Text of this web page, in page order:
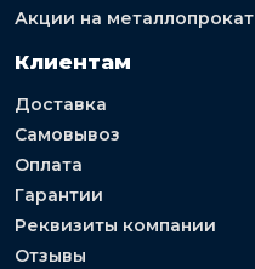
Акции на металлопрокат
Клиентам
Доставка
Самовывоз
Оплата
Гарантии
Реквизиты компании
Отзывы